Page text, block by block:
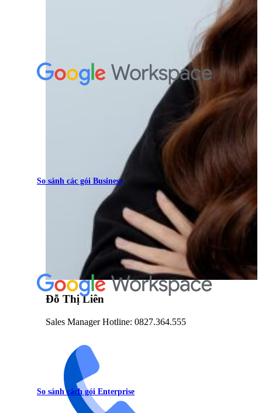
Đỗ Thị Liên
Sales Manager Hotline: 0827.364.555
So sánh các gói Business
So sánh cách gói Enterprise